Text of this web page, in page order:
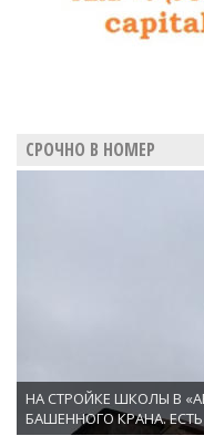
СРОЧНО В НОМЕР
НА СТРОЙКЕ ШКОЛЫ В
БАШЕННОГО КРАНА.